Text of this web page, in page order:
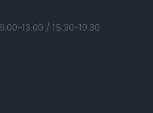
13.00 / 15.30-19.30